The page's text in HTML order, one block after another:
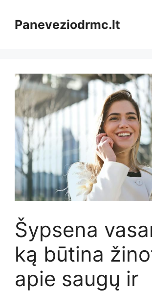
turinioPaneveziodrmc.lt
Šypsena
ką būtina
apie saugų ir